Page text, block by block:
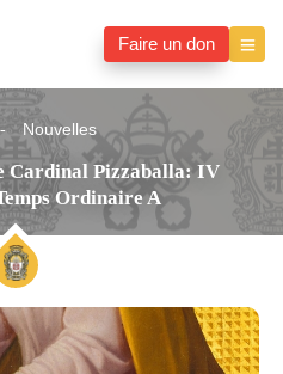
Faire un don
Nouvelles
Cardinal Pizzaballa: IV
Ordinaire A